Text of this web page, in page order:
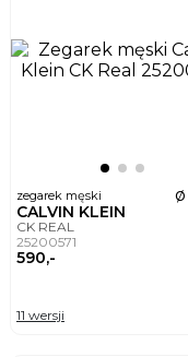
zegarek męski ø
CALVIN KLEIN
CK REAL
25200571
590,-
11 wersji